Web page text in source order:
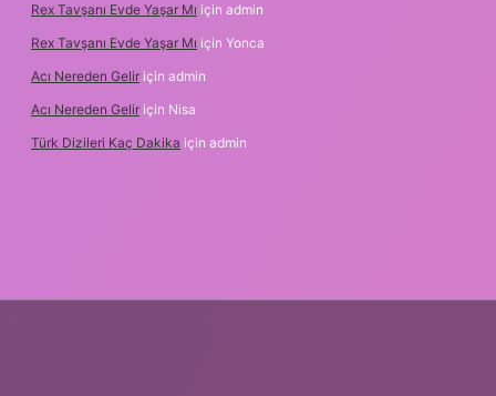
Rex Tavşanı Evde Yaşar Mı için admin
Rex Tavşanı Evde Yaşar Mı için Yonca
Acı Nereden Gelir için admin
Acı Nereden Gelir için Nisa
Türk Dizileri Kaç Dakika için admin